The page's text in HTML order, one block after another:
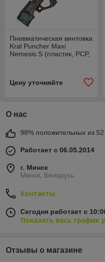
Пневматическая винтовка
Kral Puncher Maxi
Nemesis S (пластик, PCP,
Цену уточняйте
О нас
98% положительных из 52
Работает с 06.05.2014
г. Минск
Минск, Беларусь
Контакты
Сегодня работает с
Показать весь график
Отзывы о магазине